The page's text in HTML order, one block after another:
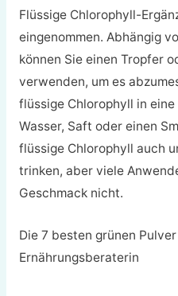
Flüssige Chlorophyll-
eingenommen. Abhängig
können Sie einen Tropfer
verwenden, um es
flüssige Chlorophyll in
Wasser, Saft oder einen
flüssige Chlorophyll auch
trinken, aber viele
Geschmack nicht.
Die 7 besten grünen
Ernährungsberaterin